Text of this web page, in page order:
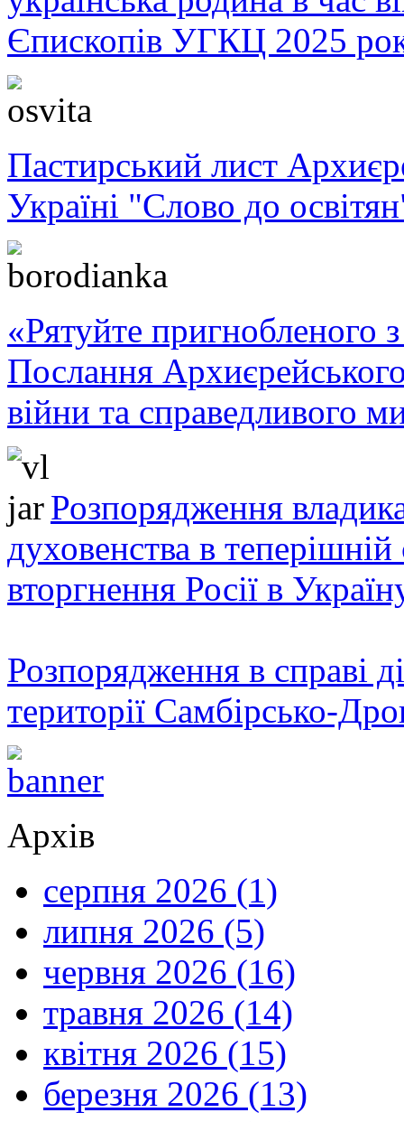
Єпископів УГКЦ 2025
Пастирський лист
Україні "Слово до
«Рятуйте пригнобленого
Послання
війни та справедливого
Розпорядження
духовенства в теперішній
вторгнення Росії в
Розпорядження в справі
території Самбірсько-
Архів
серпня 2026 (1)
липня 2026 (5)
червня 2026 (16)
травня 2026 (14)
квітня 2026 (15)
березня 2026 (13)